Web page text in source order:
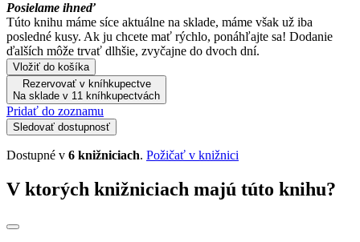
Posielame ihneď
Túto knihu máme síce aktuálne na sklade, máme však už iba
posledné kusy. Ak ju chcete mať rýchlo, ponáhľajte sa! Dodanie
ďalších môže trvať dlhšie, zvyčajne do dvoch dní.
Vložiť do košíka
Rezervovať v kníhkupectve
Na sklade v 11 kníhkupectvách
Pridať do zoznamu
Sledovať dostupnosť
Dostupné v 6 knižniciach. Požičať v knižnici
V ktorých knižniciach majú túto knihu?